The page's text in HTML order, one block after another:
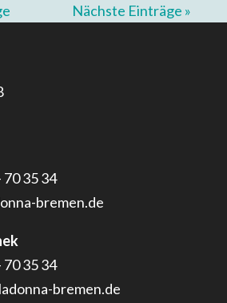
Nächste Einträge »
35 34
bremen.de
35 34
bremen.de